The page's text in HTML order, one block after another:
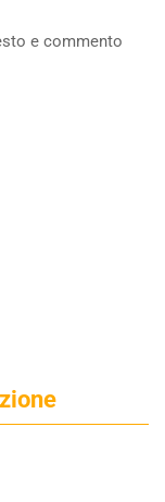
e commento